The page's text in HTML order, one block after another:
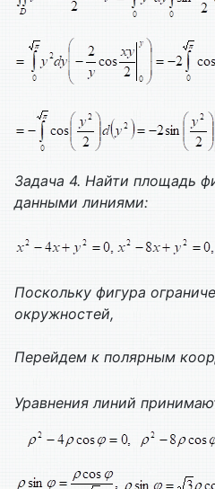
Задача 4. Найти площадь
данными линиями:
Поскольку фигура
окружностей,
Перейдем к полярным
Уравнения линий